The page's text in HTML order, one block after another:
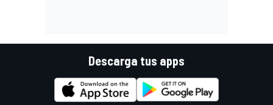
Descarga tus apps